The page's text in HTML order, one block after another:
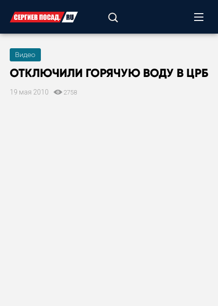
Видео
ОТКЛЮЧИЛИ ГОРЯЧУЮ ВОДУ В ЦРБ
19 мая 2010 2758